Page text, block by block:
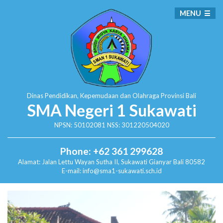
Dinas Pendidikan, Kepemudaan dan Olahraga Provinsi Bali
SMA Negeri 1 Sukawati
NPSN: 50102081 NSS: 301220504020
Phone: +62 361 299628
Alamat: Jalan Lettu Wayan Sutha II, SukawatiGianyar Bali 80582
E-mail: info@sma1-sukawati.sch.id
MENU